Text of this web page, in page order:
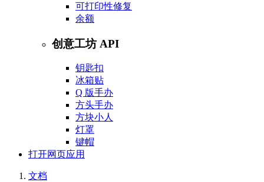
可打印性修复
余额
创意工坊 API
钥匙扣
冰箱贴
Q 版手办
方头手办
方块小人
灯罩
键帽
打开网页应用
文档